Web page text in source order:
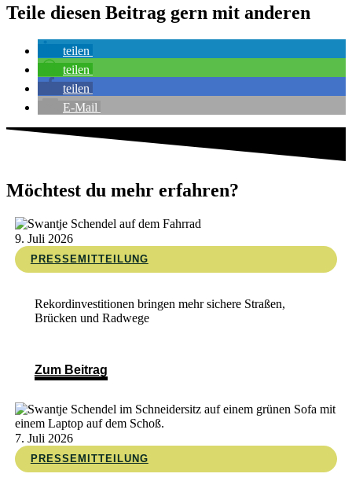
Teile diesen Beitrag gern mit anderen
teilen
teilen
teilen
E-Mail
Möchtest du mehr erfahren?
9. Juli 2026
PRESSEMITTEILUNG
Rekordinvestitionen bringen mehr sichere Straßen,
Brücken und Radwege
Zum Beitrag
7. Juli 2026
PRESSEMITTEILUNG